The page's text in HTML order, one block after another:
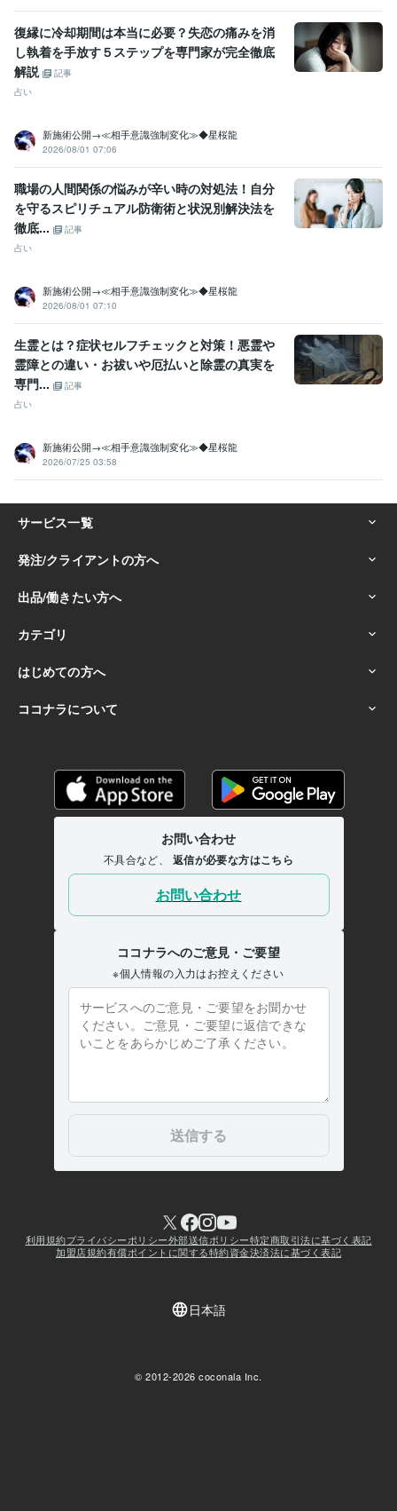
復縁に冷却期間は本当に必要？失恋の痛みを消
し執着を手放す５ステップを専門家が完全徹底
解説
記事
占い
新施術公開→≪相手意識強制変化≫◆星桜龍
2026/08/01 07:06
職場の人間関係の悩みが辛い時の対処法！自分
を守るスピリチュアル防衛術と状況別解決法を
徹底...
記事
占い
新施術公開→≪相手意識強制変化≫◆星桜龍
2026/08/01 07:10
生霊とは？症状セルフチェックと対策！悪霊や
霊障との違い・お祓いや厄払いと除霊の真実を
専門...
記事
占い
新施術公開→≪相手意識強制変化≫◆星桜龍
2026/07/25 03:58